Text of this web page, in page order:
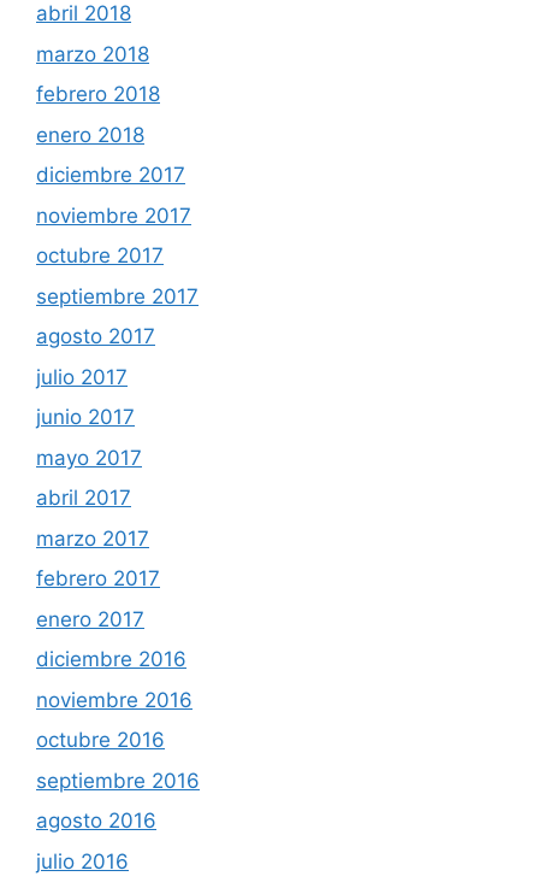
abril 2018
marzo 2018
febrero 2018
enero 2018
diciembre 2017
noviembre 2017
octubre 2017
septiembre 2017
agosto 2017
julio 2017
junio 2017
mayo 2017
abril 2017
marzo 2017
febrero 2017
enero 2017
diciembre 2016
noviembre 2016
octubre 2016
septiembre 2016
agosto 2016
julio 2016